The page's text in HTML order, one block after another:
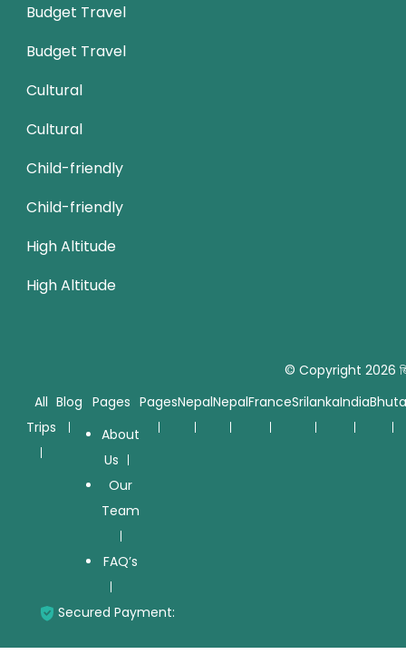
Budget Travel
Budget Travel
Cultural
Cultural
Child-friendly
Child-friendly
High Altitude
High Altitude
© Copyright 2026
All
Trips
Blog Pages
About
Us
Our
Team
FAQ’s
PagesNepalNepalFranceSrilankaIndia
Secured Payment: